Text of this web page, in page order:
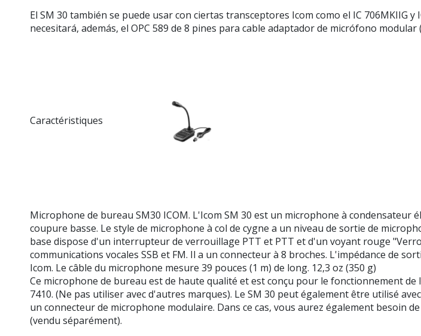
El SM 30 también se puede usar con ciertas transceptores Icom como el IC 706MKIIG
necesitará, además, el OPC 589 de 8 pines para cable adaptador de micrófono modular
Caractéristiques
Microphone de bureau SM30 ICOM. L'Icom SM 30 est un microphone à
coupure basse. Le style de microphone à col de cygne a un niveau de sortie de
base dispose d'un interrupteur de verrouillage PTT et PTT et d'un voyant rouge
communications vocales SSB et FM. Il a un connecteur à 8 broches. L'impédance de
Icom. Le câble du microphone mesure 39 pouces (1 m) de long. 12,3 oz (350 g)
Ce microphone de bureau est de haute qualité et est conçu pour le fonctionnement
7410. (Ne pas utiliser avec d'autres marques). Le SM 30 peut également être utilisé
un connecteur de microphone modulaire. Dans ce cas, vous aurez également besoin
(vendu séparément).